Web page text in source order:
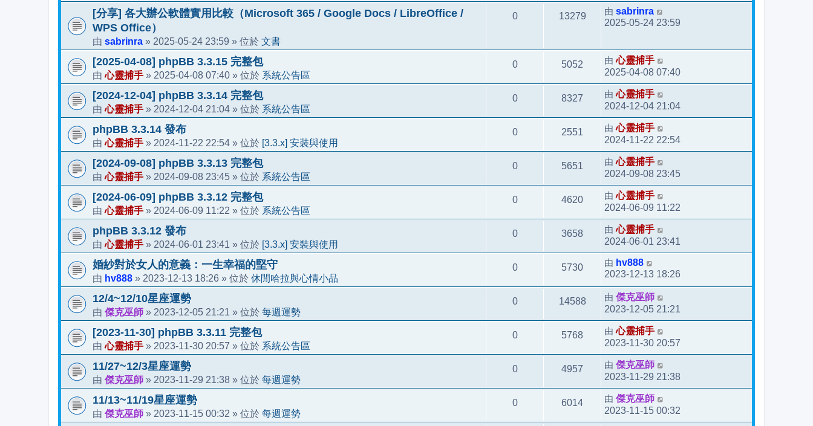
[分享] 各大辦公軟體實用比較（Microsoft 365 / Google Docs / LibreOffice /
WPS Office）
由 sabrinra » 2025-05-24 23:59 » 位於 文書
0 13279 由 sabrinra
2025-05-24 23:59
[2025-04-08] phpBB 3.3.15 完整包
由心靈捕手 » 2025-04-08 07:40 » 位於 系統公告區
0 5052 由心靈捕手
2025-04-08 07:40
[2024-12-04] phpBB 3.3.14 完整包
由心靈捕手 » 2024-12-04 21:04 » 位於 系統公告區
0 8327 由心靈捕手
2024-12-04 21:04
phpBB 3.3.14 發布
由心靈捕手 » 2024-11-22 22:54 » 位於 [3.3.x] 安裝與使用
0 2551 由心靈捕手
2024-11-22 22:54
[2024-09-08] phpBB 3.3.13 完整包
由心靈捕手 » 2024-09-08 23:45 » 位於 系統公告區
0 5651 由心靈捕手
2024-09-08 23:45
[2024-06-09] phpBB 3.3.12 完整包
由心靈捕手 » 2024-06-09 11:22 » 位於 系統公告區
0 4620 由心靈捕手
2024-06-09 11:22
phpBB 3.3.12 發布
由心靈捕手 » 2024-06-01 23:41 » 位於 [3.3.x] 安裝與使用
0 3658 由心靈捕手
2024-06-01 23:41
婚紗對於女人的意義：一生幸福的堅守
由 hv888 » 2023-12-13 18:26 » 位於 休閒哈拉與心情小品
0 5730 由 hv888
2023-12-13 18:26
12/4~12/10星座運勢
由 傑克巫師 » 2023-12-05 21:21 » 位於 每週運勢
0 14588 由 傑克巫師
2023-12-05 21:21
[2023-11-30] phpBB 3.3.11 完整包
由心靈捕手 » 2023-11-30 20:57 » 位於 系統公告區
0 5768 由心靈捕手
2023-11-30 20:57
11/27~12/3星座運勢
由 傑克巫師 » 2023-11-29 21:38 » 位於 每週運勢
0 4957 由 傑克巫師
2023-11-29 21:38
11/13~11/19星座運勢
由 傑克巫師 » 2023-11-15 00:32 » 位於 每週運勢
0 6014 由 傑克巫師
2023-11-15 00:32